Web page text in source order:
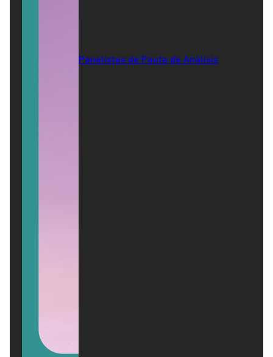
Panelistas de Pauta de Análisis